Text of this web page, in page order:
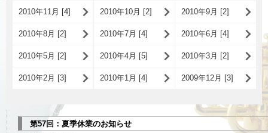
2010年11月 [4] 2010年10月 [2] 2010年9月 [2]
2010年8月 [2] 2010年7月 [4] 2010年6月 [4]
2010年5月 [2] 2010年4月 [5] 2010年3月 [2]
2010年2月 [3] 2010年1月 [4] 2009年12月 [3]
第57回：夏季休業のお知らせ